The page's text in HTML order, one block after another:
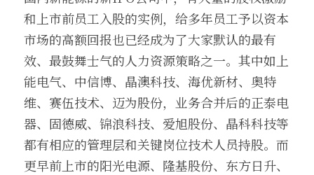
和上市前员工入股的实例，给多年员工予以资本
市场的高额回报也已经成为了大家默认的最有
效、最鼓舞士气的人力资源策略之一。其中如上
能电气、中信博、晶澳科技、海优新材、奥特
维、赛伍技术、迈为股份，业务合并后的正泰电
器、固德威、锦浪科技、爱旭股份、晶科科技等
都有相应的管理层和关键岗位技术人员持股。而
更早前上市的阳光电源、隆基股份、东方日升、